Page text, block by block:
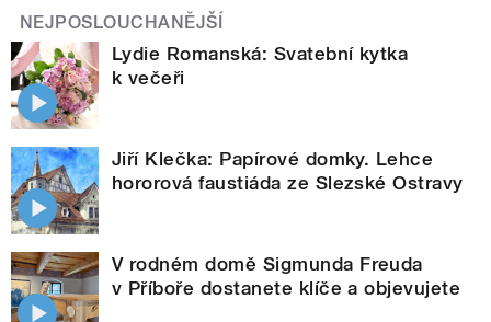
NEJPOSLOUCHANĚJŠÍ
Lydie Romanská: Svatební kytka
k večeři
Jiří Klečka: Papírové domky. Lehce
hororová faustiáda ze Slezské Ostravy
V rodném domě Sigmunda Freuda
v Příboře dostanete klíče a objevujete